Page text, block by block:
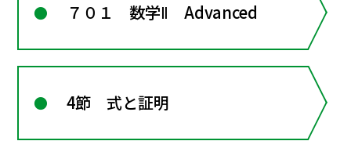
７０１ 数学Ⅱ Advanced
4節 式と証明